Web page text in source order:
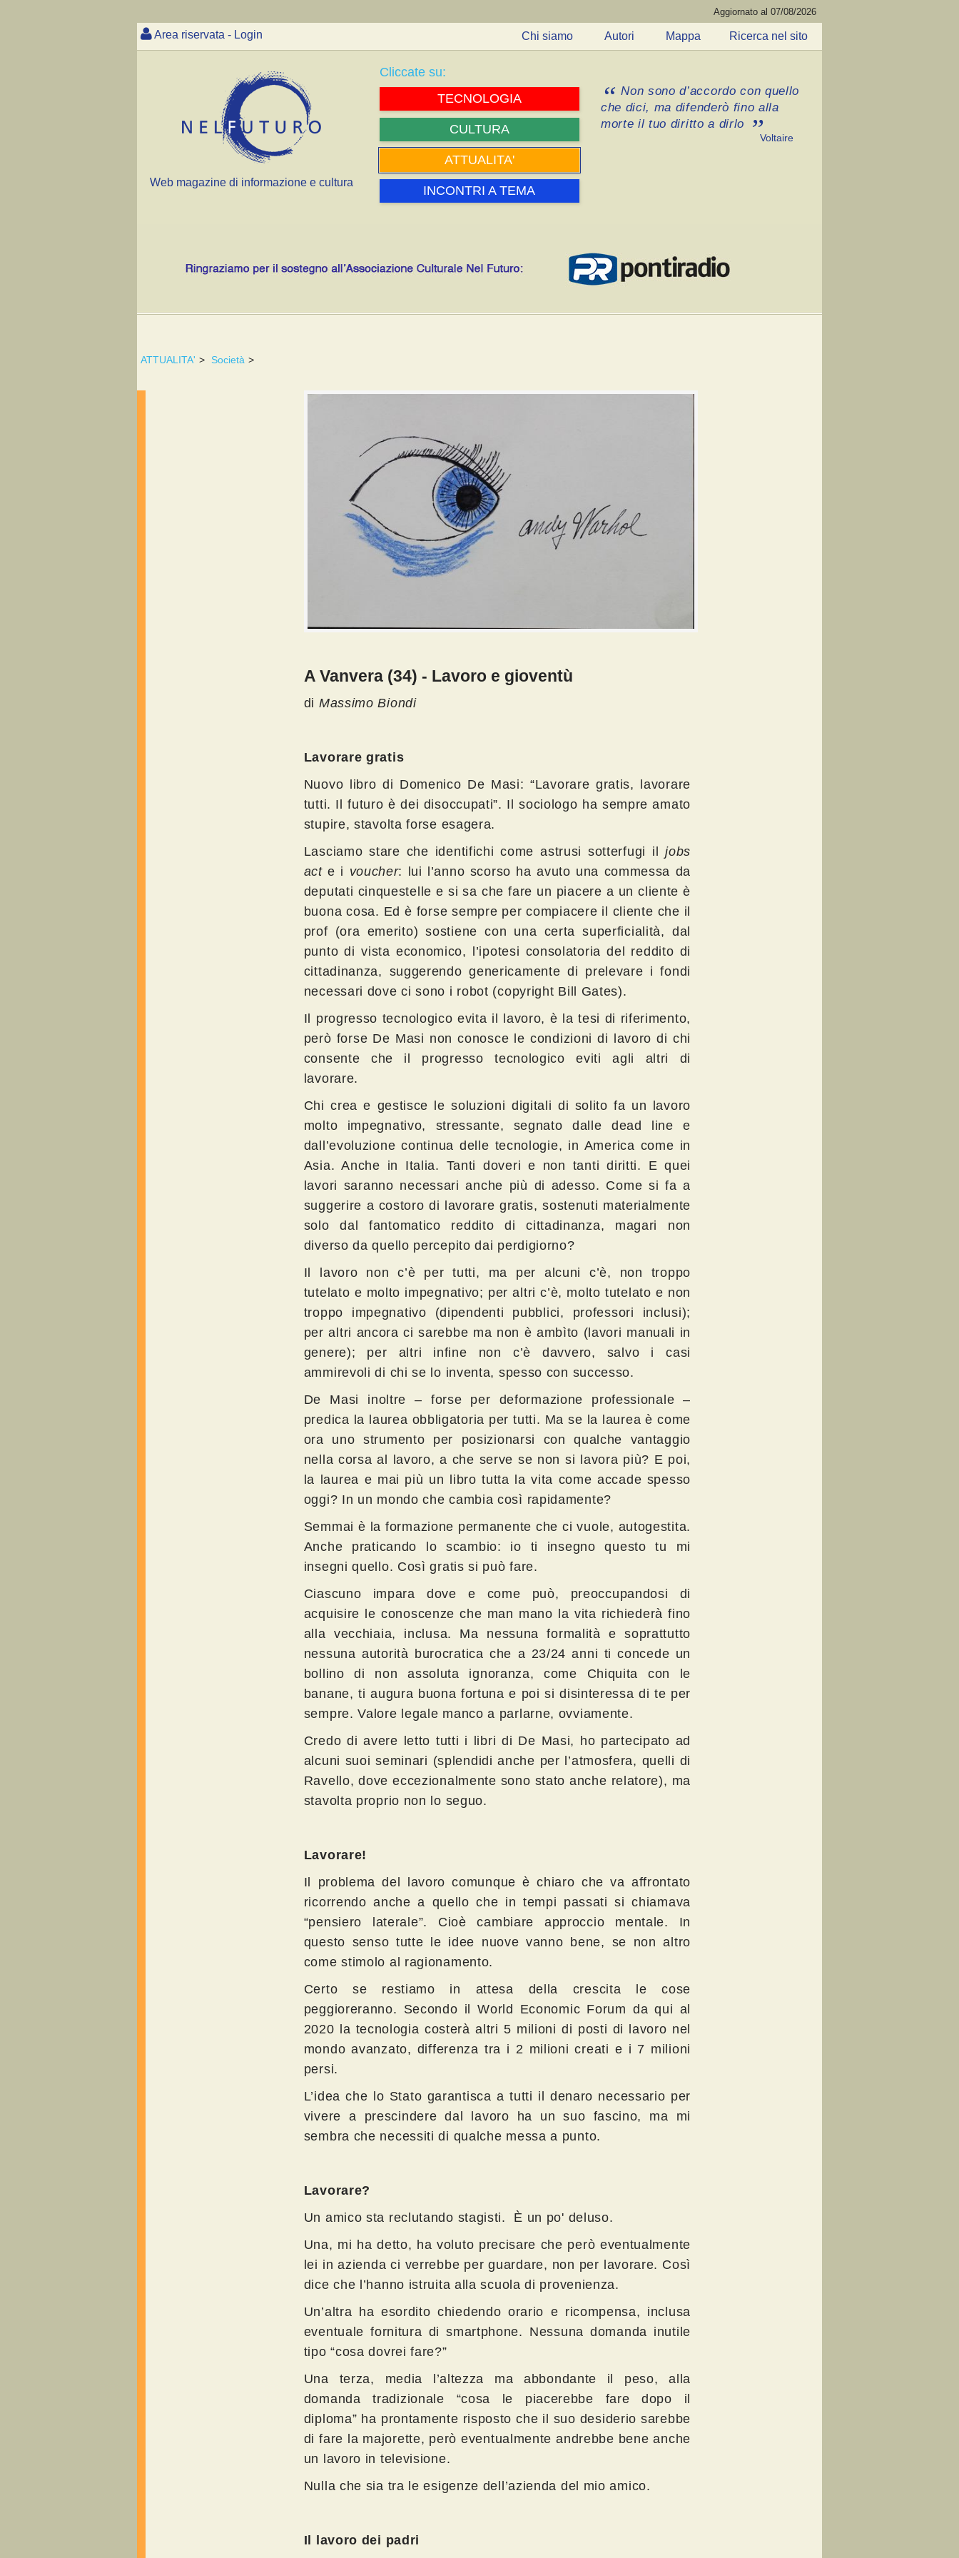
Aggiornato al 07/08/2026
Area riservata - Login Chi siamo Autori Mappa Ricerca nel sito
Web magazine di informazione e cultura
Cliccate su:
TECNOLOGIA
CULTURA
ATTUALITA'
INCONTRI A TEMA
Non sono d’accordo con quello
che dici, ma difenderò fino alla
morte il tuo diritto a dirlo
Voltaire
ATTUALITA' > Società >
A Vanvera (34) - Lavoro e gioventù
di Massimo Biondi
Lavorare gratis
Nuovo libro di Domenico De Masi: “Lavorare gratis, lavorare
tutti. Il futuro è dei disoccupati”. Il sociologo ha sempre amato
stupire, stavolta forse esagera.
Lasciamo stare che identifichi come astrusi sotterfugi iljobs
acte i voucher: lui l’anno scorso ha avuto una commessa da
deputati cinquestelle e si sa che fare un piacere a un cliente è
buona cosa. Ed è forse sempre per compiacere il cliente che il
prof (ora emerito) sostiene con una certa superficialità, dal
punto di vista economico, l’ipotesi consolatoria del reddito di
cittadinanza, suggerendo genericamente di prelevare i fondi
necessari dove ci sono i robot (copyright Bill Gates).
Il progresso tecnologico evita il lavoro, è la tesi di riferimento,
però forse De Masi non conosce le condizioni di lavoro di chi
consente che il progresso tecnologico eviti agli altri di
lavorare.
Chi crea e gestisce le soluzioni digitali di solito fa un lavoro
molto impegnativo, stressante, segnato dalle dead line e
dall’evoluzione continua delle tecnologie, in America come in
Asia. Anche in Italia. Tanti doveri e non tanti diritti. E quei
lavori saranno necessari anche più di adesso. Come si fa a
suggerire a costoro di lavorare gratis, sostenuti materialmente
solo dal fantomatico reddito di cittadinanza, magari non
diverso da quello percepito dai perdigiorno?
Il lavoro non c’è per tutti, ma per alcuni c’è, non troppo
tutelato e molto impegnativo; per altri c’è, molto tutelato e non
troppo impegnativo (dipendenti pubblici, professori inclusi);
per altri ancora ci sarebbe ma non è ambìto (lavori manuali in
genere); per altri infine non c’è davvero, salvo i casi
ammirevoli di chi se lo inventa, spesso con successo.
De Masi inoltre – forse per deformazione professionale –
predica la laurea obbligatoria per tutti. Ma se la laurea è come
ora uno strumento per posizionarsi con qualche vantaggio
nella corsa al lavoro, a che serve se non si lavora più? E poi,
la laurea e mai più un libro tutta la vita come accade spesso
oggi? In un mondo che cambia così rapidamente?
Semmai è la formazione permanente che ci vuole, autogestita.
Anche praticando lo scambio: io ti insegno questo tu mi
insegni quello. Così gratis si può fare.
Ciascuno impara dove e come può, preoccupandosi di
acquisire le conoscenze che man mano la vita richiederà fino
alla vecchiaia, inclusa. Ma nessuna formalità e soprattutto
nessuna autorità burocratica che a 23/24 anni ti concede un
bollino di non assoluta ignoranza, come Chiquita con le
banane, ti augura buona fortuna e poi si disinteressa di te per
sempre. Valore legale manco a parlarne, ovviamente.
Credo di avere letto tutti i libri di De Masi, ho partecipato ad
alcuni suoi seminari (splendidi anche per l’atmosfera, quelli di
Ravello, dove eccezionalmente sono stato anche relatore), ma
stavolta proprio non lo seguo.
Lavorare!
Il problema del lavoro comunque è chiaro che va affrontato
ricorrendo anche a quello che in tempi passati si chiamava
“pensiero laterale”. Cioè cambiare approccio mentale. In
questo senso tutte le idee nuove vanno bene, se non altro
come stimolo al ragionamento.
Certo se restiamo in attesa della crescita le cose
peggioreranno. Secondo il World Economic Forum da qui al
2020 la tecnologia costerà altri 5 milioni di posti di lavoro nel
mondo avanzato, differenza tra i 2 milioni creati e i 7 milioni
persi.
L’idea che lo Stato garantisca a tutti il denaro necessario per
vivere a prescindere dal lavoro ha un suo fascino, ma mi
sembra che necessiti di qualche messa a punto.
Lavorare?
Un amico sta reclutando stagisti. È un po' deluso.
Una, mi ha detto, ha voluto precisare che però eventualmente
lei in azienda ci verrebbe per guardare, non per lavorare. Così
dice che l’hanno istruita alla scuola di provenienza.
Un’altra ha esordito chiedendo orario e ricompensa, inclusa
eventuale fornitura di smartphone. Nessuna domanda inutile
tipo “cosa dovrei fare?”
Una terza, media l’altezza ma abbondante il peso, alla
domanda tradizionale “cosa le piacerebbe fare dopo il
diploma” ha prontamente risposto che il suo desiderio sarebbe
di fare la majorette, però eventualmente andrebbe bene anche
un lavoro in televisione.
Nulla che sia tra le esigenze dell’azienda del mio amico.
Il lavoro dei padri